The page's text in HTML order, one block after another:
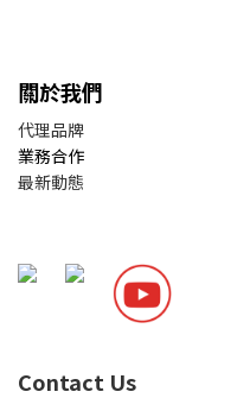
關於我們
代理品牌
業務合作
最新動態
Contact Us